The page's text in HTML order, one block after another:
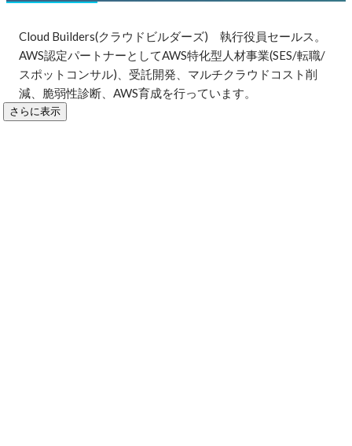
Cloud Builders(クラウドビルダーズ)　執行役員セールス。
AWS認定パートナーとしてAWS特化型人材事業(SES/転職/
スポットコンサル)、受託開発、マルチクラウドコスト削
減、脆弱性診断、AWS育成を行っています。
さらに表示